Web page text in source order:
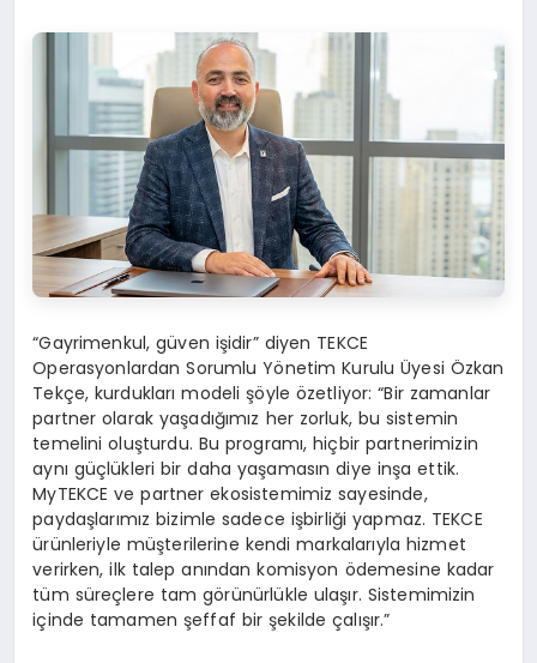
“Gayrimenkul, güven işidir” diyen TEKCE
Operasyonlardan Sorumlu Yönetim Kurulu Üyesi Özkan
Tekçe, kurdukları modeli şöyle özetliyor: “Bir zamanlar
partner olarak yaşadığımız her zorluk, bu sistemin
temelini oluşturdu. Bu programı, hiçbir partnerimizin
aynı güçlükleri bir daha yaşamasın diye inşa ettik.
MyTEKCE ve partner ekosistemimiz sayesinde,
paydaşlarımız bizimle sadece işbirliği yapmaz. TEKCE
ürünleriyle müşterilerine kendi markalarıyla hizmet
verirken, ilk talep anından komisyon ödemesine kadar
tüm süreçlere tam görünürlükle ulaşır. Sistemimizin
içinde tamamen şeffaf bir şekilde çalışır.”